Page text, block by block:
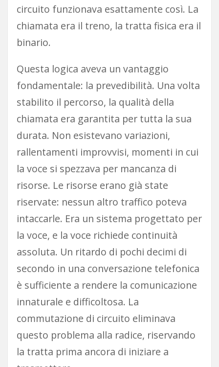
circuito funzionava esattamente così. La
chiamata era il treno, la tratta fisica era il
binario.
Questa logica aveva un vantaggio
fondamentale: la prevedibilità. Una volta
stabilito il percorso, la qualità della
chiamata era garantita per tutta la sua
durata. Non esistevano variazioni,
rallentamenti improvvisi, momenti in cui
la voce si spezzava per mancanza di
risorse. Le risorse erano già state
riservate: nessun altro traffico poteva
intaccarle. Era un sistema progettato per
la voce, e la voce richiede continuità
assoluta. Un ritardo di pochi decimi di
secondo in una conversazione telefonica
è sufficiente a rendere la comunicazione
innaturale e difficoltosa. La
commutazione di circuito eliminava
questo problema alla radice, riservando
la tratta prima ancora di iniziare a